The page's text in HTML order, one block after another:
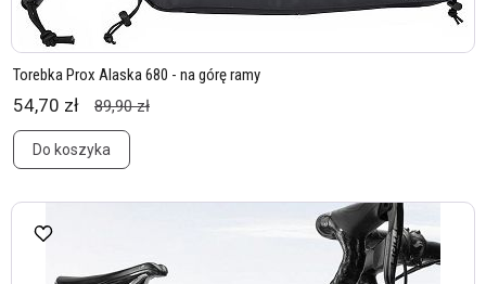
Torebka Prox Alaska 680 - na górę ramy
54,70 zł 89,90 zł
Do koszyka